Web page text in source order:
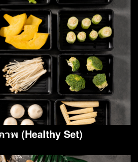
พ (Healthy Set)